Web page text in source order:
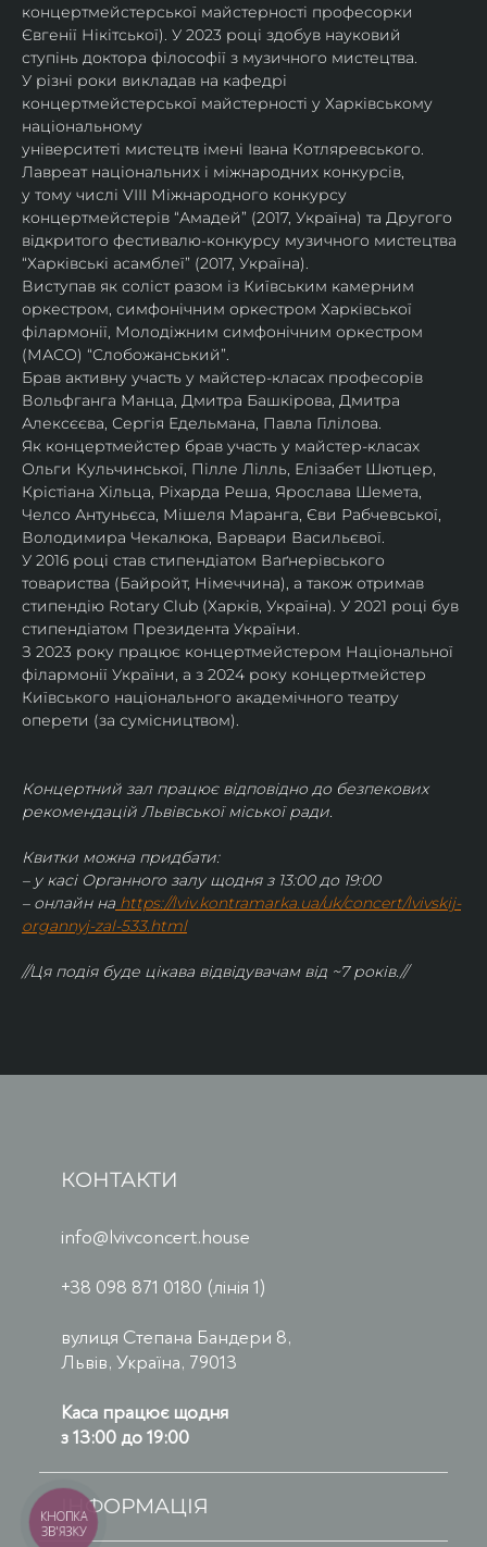
концертмейстерської майстерності професорки
Євгенії Нікітської). У 2023 році здобув науковий
ступінь доктора філософії з музичного мистецтва.
У різні роки викладав на кафедрі
концертмейстерської майстерності у Харківському
національному
університеті мистецтв імені Івана Котляревського.
Лавреат національних і міжнародних конкурсів,
у тому числі VIII Міжнародного конкурсу
концертмейстерів “Амадей” (2017, Україна) та Другого
відкритого фестивалю-конкурсу музичного мистецтва
“Харківські асамблеї” (2017, Україна).
Виступав як соліст разом із Київським камерним
оркестром, симфонічним оркестром Харківської
філармонії, Молодіжним симфонічним оркестром
(МАСО) “Слобожанський”.
Брав активну участь у майстер-класах професорів
Вольфганга Манца, Дмитра Башкірова, Дмитра
Алексєєва, Сергія Едельмана, Павла Гілілова.
Як концертмейстер брав участь у майстер-класах
Ольги Кульчинської, Пілле Лілль, Елізабет Шютцер,
Крістіана Хільца, Ріхарда Реша, Ярослава Шемета,
Челсо Антуньєса, Мішеля Маранга, Єви Рабчевської,
Володимира Чекалюка, Варвари Васильєвої.
У 2016 році став стипендіатом Ваґнерівського
товариства (Байройт, Німеччина), а також отримав
стипендію Rotary Club (Харків, Україна). У 2021 році був
стипендіатом Президента України.
З 2023 року працює концертмейстером Національної
філармонії України, а з 2024 року концертмейстер
Київського національного академічного театру
оперети (за сумісництвом).
Концертний зал працює відповідно до безпекових
рекомендацій Львівської міської ради.
Квитки можна придбати:
– у касі Органного залу щодня з 13:00 до 19:00
– онлайн на https://lviv.kontramarka.ua/uk/concert/lvivskij-
organnyj-zal-533.html
//Ця подія буде цікава відвідувачам від ~7 років.//
КОНТАКТИ
info@lvivconcert.house
+38 098 871 0180 (лінія 1)
вулиця Степана Бандери 8,
Львів, Україна, 79013
Каса працює щодня
з 13:00 до 19:00
ІНФОРМАЦІЯ
КНОПКА
ЗВ'ЯЗКУ